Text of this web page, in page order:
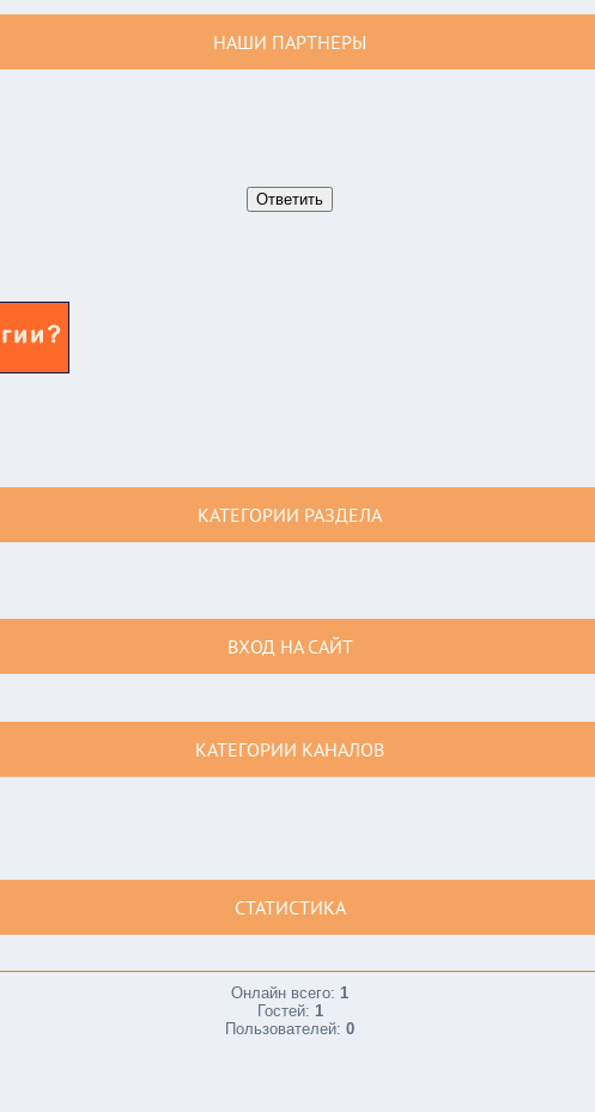
НАШИ ПАРТНЕРЫ
КАТЕГОРИИ РАЗДЕЛА
ВХОД НА САЙТ
КАТЕГОРИИ КАНАЛОВ
СТАТИСТИКА
Онлайн всего: 1
Гостей: 1
Пользователей: 0